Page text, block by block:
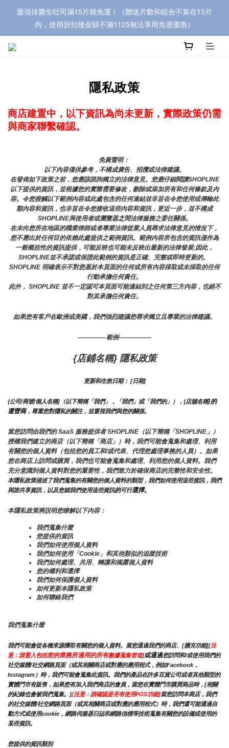
最強抹醬生吐司滿15片就免運！（贈送片數和組合不算在15片
內，使用折扣後金額不滿1125無法享用免運優惠）
隱私政策
商店建置中，以下資訊為尚未更新，實際政策仍需
與商家聯繫確認。
免責聲明：
以下內容僅供參考，不構成廣告、招攬或法律建議。
在發佈如下政策之前，您應該諮詢獨立的法律意見。您應仔細閱讀SHOPLINE
以下提供的資訊，並根據您的實際需要修改，刪除或添加所有和任何條款及內
容。令您接觸以下範例內容或此處包含的任何連結並非旨在令您使用或傳輸此
類內容和資訊，也非旨在令您接收這些內容和資訊，更近一步，並不構成
SHOPLINE與使用者或瀏覽器之間法律服務之委任關係。
在未向您所在地區的職業律師或者專業法律從業人員尋求法律意見的情況下，
您不應出於任何目的依賴此處提供之範例資訊。範例內容所包含的資訊僅作為
一般概括性的資訊提供，可能反映也可能未反映出最新的法律發展;因此，
SHOPLINE並不承諾或保證此範例的資訊是正確、完整或即時更新的。
SHOPLINE 明確表示不對您基於本頁面的任何或所有內容採取或未採取的任何
行動承擔任何責任。
此外， SHOPLINE 並不一定認可本頁面可能連結到之任何第三方內容，也絕不
對其承擔任何責任。
如果您有客戶在歐洲或美國，我們強烈建議您尋求獨立且專業的法律建議。
--------------範例----------------
{店鋪名稱} 隱私政策
更新和生效日期： [日期]
{公司/商號/個人名稱}（以下簡稱「我們」，「我們」或「我們的」），{店舖名稱}的
運營商，尊重您對隱私的關注，並重視我們與您的關係。
當您訪問由我們的 SaaS 服務提供者 SHOPLINE（以下簡稱「SHOPLINE」）
授權我們建立的商店（以下簡稱「商店」）時，我們可能會蒐集和處理、利用
有關您的個人資料（包括您的員工和/或代表、代理您處理事務的人員）。如果
您在商店上訪問或購買，我們也可能會蒐集和處理、利用您的個人資料。我們
充分意識到個人資料對您的重要性，我們致力於確保商店的完整性和安全性。
本隱私政策描述了我們蒐集的有關您的個人資料的類型，我們如何使用這些資訊，我們
與誰共享資訊，以及您就我們使用這些資訊的可行選擇。
本隱私政策將説明您瞭解以下內容：
我們蒐集什麼
您提供的資訊
我們如何使用個人資料
我們如何使用「Cookie」和其他類似的追蹤技術
我們如何處理、共用、轉讓和揭露個人資料
您的權利和選擇
我們如何保護個人資料
如何更新本隱私政策
如何聯絡我們
我們蒐集什麼
我們可能會從各種來源獲取有關您的個人資料。當您通過我們的商店、[擴充功能][注
意：請置入包括您的業務所適用的所有數據蒐集管道]或通過您訪問和/或使用我們的
社交媒體/社交網路頁面（或其相關商店或對應的應用程式，例如Facebook，
Instagram）時，我們可能會蒐集此資訊。我們的產品在許多百貨公司或者其他類型的
實體門市有販售，如果您有加入我們商店的會員，當您在實體門市購買商品時，[相關
的紀錄也會被我們蒐集。][注意：請確認是否有使用POS功能]當您訪問本商店，我們
的社交媒體/社交網路頁面（或其相關商店或對應的應用程式）時，我們還可能通過自
動方式或使用cookie，網路伺服器日誌和網路信標等技術蒐集有關您的設備或使用的
某些資訊。
您提供的資訊類別